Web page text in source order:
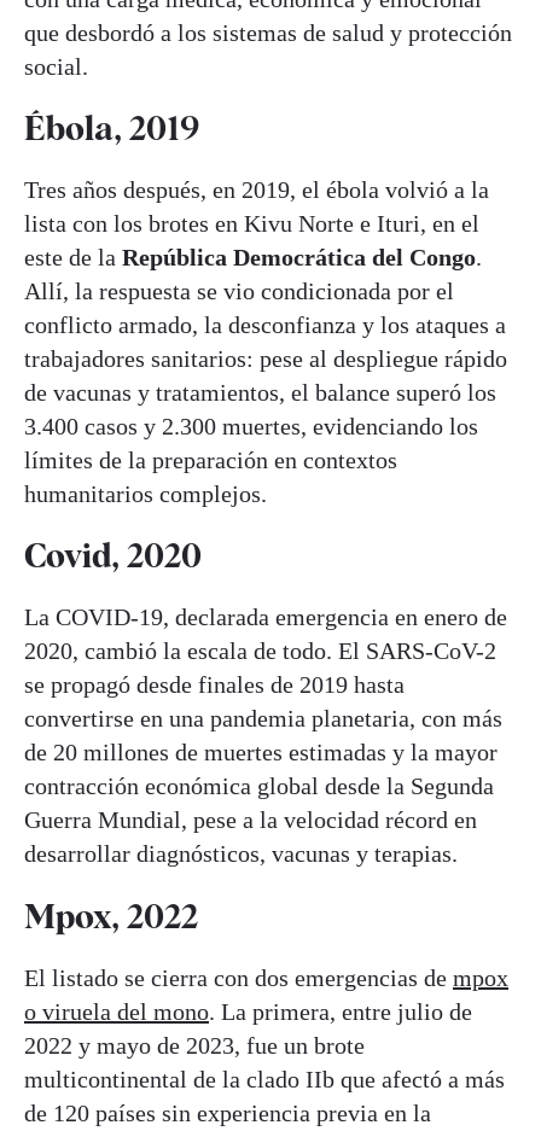
que desbordó a los sistemas de salud y protección
social.
Ébola, 2019
Tres años después, en 2019, el ébola volvió a la
lista con los brotes en Kivu Norte e Ituri, en el
este de la República Democrática del Congo.
Allí, la respuesta se vio condicionada por el
conflicto armado, la desconfianza y los ataques a
trabajadores sanitarios: pese al despliegue rápido
de vacunas y tratamientos, el balance superó los
3.400 casos y 2.300 muertes, evidenciando los
límites de la preparación en contextos
humanitarios complejos.
Covid, 2020
La COVID-19, declarada emergencia en enero de
2020, cambió la escala de todo. El SARS-CoV-2
se propagó desde finales de 2019 hasta
convertirse en una pandemia planetaria, con más
de 20 millones de muertes estimadas y la mayor
contracción económica global desde la Segunda
Guerra Mundial, pese a la velocidad récord en
desarrollar diagnósticos, vacunas y terapias.
Mpox, 2022
El listado se cierra con dos emergencias de mpox
o viruela del mono. La primera, entre julio de
2022 y mayo de 2023, fue un brote
multicontinental de la clado IIb que afectó a más
de 120 países sin experiencia previa en la